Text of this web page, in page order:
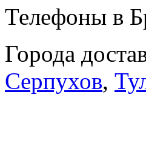
Телефоны в
Города
Серпухов,